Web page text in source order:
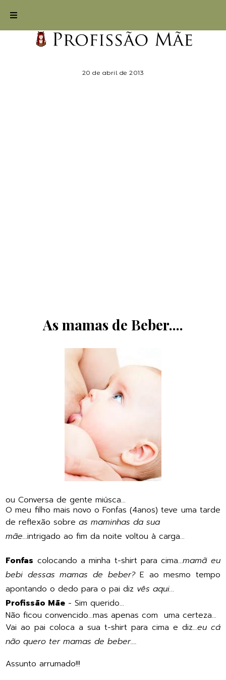
20 de abril de 2013
As mamas de Beber....
ou Conversa de gente miúsca...
O meu filho mais novo o Fonfas (4anos) teve uma tarde
de reflexão sobreas maminhas da sua
mãe...intrigado ao fim da noite voltou à carga...
Fonfas colocando a minha t-shirt para cima...mamã eu
bebi dessas mamas de beber?E ao mesmo tempo
apontando o dedo para o pai diz vês aqui...
Profissão Mãe - Sim querido...
Não ficou convencido...mas apenas com uma certeza...
Vai ao pai coloca a sua t-shirt para cima e diz...eu cá
não quero ter mamas de beber....
Assunto arrumado!!!